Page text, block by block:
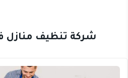
شركة تنظيف منازل